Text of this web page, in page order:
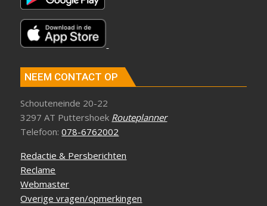
NEEM CONTACT OP
Schouteneinde 20-22
3297 AT Puttershoek Routeplanner
Telefoon:078-6762002
Redactie & Persberichten
Reclame
Webmaster
Overige vragen/opmerkingen